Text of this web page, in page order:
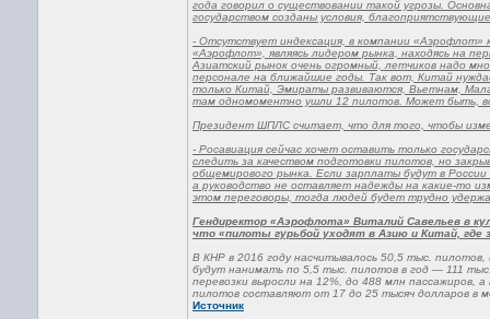
года говорил о существовании такой угрозы.
государством созданы условия,
- Отсутствует индексация, в компании
«Аэрофлот», являясь лидером рынка, находясь на
Азиатский рынок очень огромный, летчиков надо
персонале на ближайшие годы. Так вот, Китай
только Китай, Эмираты развиваются, Вьетнам,
там одномоментно ушли 12 пилотов. Может быть,
Президент ШПЛС считает, что для того, чтобы
- Росавиация сейчас хочет оставить только
следить за качеством подготовки пилотов, но
общемирового рынка. Если зарплаты будут в
а руководство не оставляет надежды на какие-то
этом переговоры, тогда людей будет трудно
Гендиректор «Аэрофлота» Виталий Савельев в
что «пилоты гурьбой уходят в Азию и Китай,
В КНР в 2016 году насчитывалось 50,5 тыс.
будут нанимать по 5,5 тыс. пилотов в год — 111
перевозки выросли на 12%, до 488 млн пассажиров,
пилотов составляют от 17 до 25 тысяч долларов в
Источник